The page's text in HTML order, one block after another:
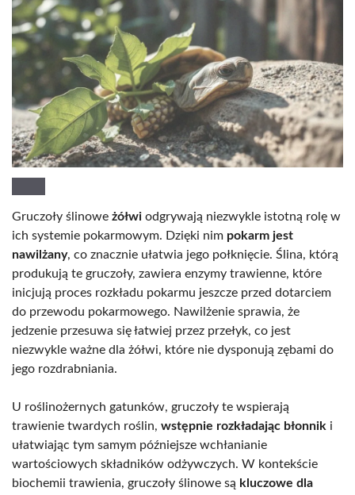
Gruczoły ślinowe żółwi odgrywają niezwykle istotną rolę w
ich systemie pokarmowym. Dzięki nim pokarm jest
nawilżany, co znacznie ułatwia jego połknięcie. Ślina, którą
produkują te gruczoły, zawiera enzymy trawienne, które
inicjują proces rozkładu pokarmu jeszcze przed dotarciem
do przewodu pokarmowego. Nawilżenie sprawia, że
jedzenie przesuwa się łatwiej przez przełyk, co jest
niezwykle ważne dla żółwi, które nie dysponują zębami do
jego rozdrabniania.
U roślinożernych gatunków, gruczoły te wspierają
trawienie twardych roślin, wstępnie rozkładając błonnik i
ułatwiając tym samym późniejsze wchłanianie
wartościowych składników odżywczych. W kontekście
biochemii trawienia, gruczoły ślinowe są kluczowe dla